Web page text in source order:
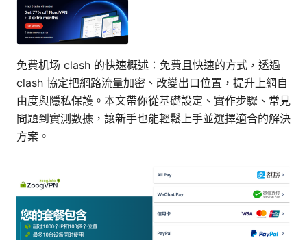
免費机场 clash 的快速概述：免費且快速的方式，透過
clash 協定把網路流量加密、改變出口位置，提升上網自
由度與隱私保護。本文帶你從基礎設定、實作步驟、常見
問題到實測數據，讓新手也能輕鬆上手並選擇適合的解決
方案。